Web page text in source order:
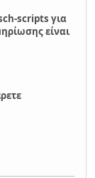
scripts για
είναι